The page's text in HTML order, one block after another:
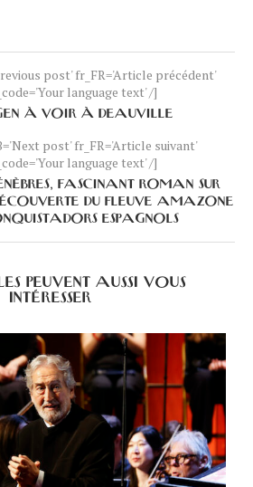
post' fr_FR='Article précédent'
language text' /]
À VOIR À DEAUVILLE
post' fr_FR='Article suivant'
language text' /]
FASCINANT ROMAN SUR
DU FLEUVE AMAZONE
ESPAGNOLS
PEUVENT AUSSI VOUS
INTÉRESSER